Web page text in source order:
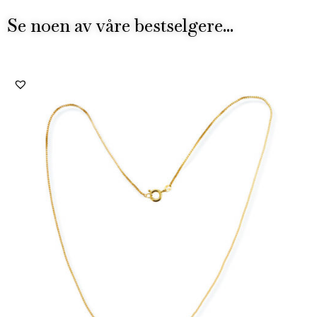
Se noen av våre bestselgere...